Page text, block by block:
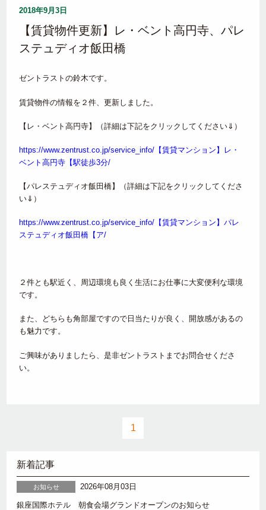
2018年9月3日
【賃貸物件更新】レ・ベント高円寺、パレ
ステュディオ飯田橋
ゼントラストの鈴木です。
賃貸物件の情報を２件、更新しました。
【レ・ベント高円寺】（詳細は下記をクリックしてください⇓）
https://www.zentrust.co.jp/service_info/【賃貸マンション】レ・
ベント高円寺【駅徒歩3分/
【パレステュディオ飯田橋】（詳細は下記をクリックしてくださ
い⇓）
https://www.zentrust.co.jp/service_info/【賃貸マンション】パレ
ステュディオ飯田橋【ア/
２件とも駅近く、周辺環境も良く生活にお仕事に大変便利な環境
です。
また、どちらも角部屋ですので日当たりが良く、開放感があるの
も魅力です。
ご興味がありましたら、是非ゼントラストまでお問合せくださ
い。
1
新着記事
お知らせ 2026年08月03日
銀座国際ホテル 朝食会場グランドオープンのお知らせ